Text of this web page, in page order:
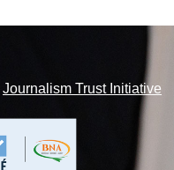
Journalism Trust Initiative